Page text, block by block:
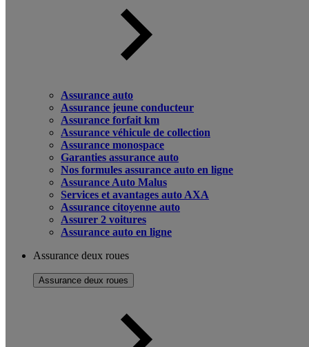
Assurance auto
Assurance jeune conducteur
Assurance forfait km
Assurance véhicule de collection
Assurance monospace
Garanties assurance auto
Nos formules assurance auto en ligne
Assurance Auto Malus
Services et avantages auto AXA
Assurance citoyenne auto
Assurer 2 voitures
Assurance auto en ligne
Assurance deux roues
Assurance deux roues